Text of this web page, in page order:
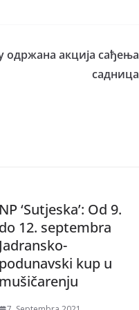
одржaнa акција сађења
садница
NP ‘Sutjeska’: Od 9.
do 12. septembra
Jadransko-
podunavski kup u
mušičarenju